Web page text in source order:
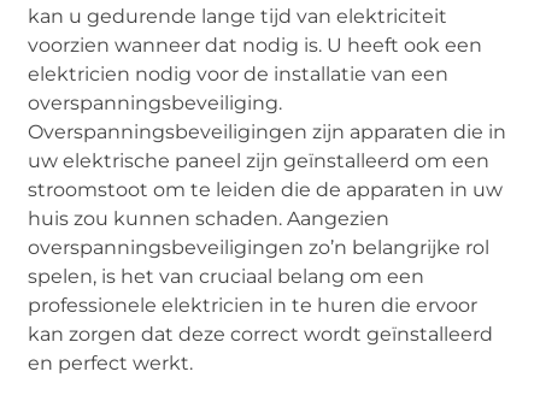
kan u gedurende lange tijd van elektriciteit
voorzien wanneer dat nodig is. U heeft ook een
elektricien nodig voor de installatie van een
overspanningsbeveiliging.
Overspanningsbeveiligingen zijn apparaten die in
uw elektrische paneel zijn geïnstalleerd om een ​​
stroomstoot om te leiden die de apparaten in uw
huis zou kunnen schaden. Aangezien
overspanningsbeveiligingen zo’n belangrijke rol
spelen, is het van cruciaal belang om een ​​
professionele elektricien in te huren die ervoor
kan zorgen dat deze correct wordt geïnstalleerd
en perfect werkt.